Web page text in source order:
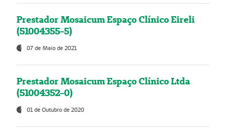
Prestador Mosaicum Espaço Clínico Eireli
(51004355-5)
07 de Maio de 2021
Prestador Mosaicum Espaço Clínico Ltda
(51004352-0)
01 de Outubro de 2020